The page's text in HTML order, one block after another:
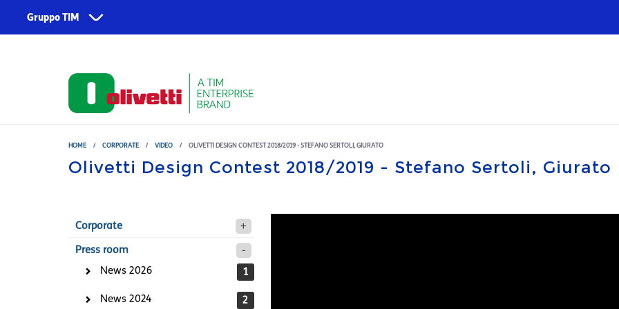
Gruppo TIM
Fondazione TIM
TIM
TIM Business
TIM Enterprise
Olivetti
HOME / CORPORATE / VIDEO / OLIVETTI DESIGN CONTEST 2018/2019 - STEFANO SERTOLI, GIURATO
Olivetti Design Contest 2018/2019 - Stefano Sertoli, Giurato
Corporate
Press room
News 2026
1
News 2024 2